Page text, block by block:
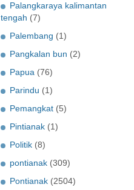
Palangkaraya kalimantan
tengah (7)
Palembang (1)
Pangkalan bun (2)
Papua (76)
Parindu (1)
Pemangkat (5)
Pintianak (1)
Politik (8)
pontianak (309)
Pontianak (2504)